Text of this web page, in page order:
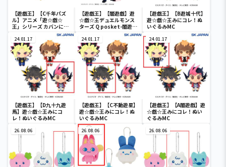
【遊戯王】【C千年パズ
ル】アニメ「遊☆戯☆
王」シリーズ カバンに付
けられるぬいぐるみvol.3
【遊戯王】【闇遊戯】遊
☆戯☆王デュエルモンス
ターズ Q posket-闇遊
【遊戯王】【B遊城十代】
遊☆戯☆王みにコレ！ぬ
いぐるみMC
24.01.17
【遊戯王】【D九十九遊
馬】遊☆戯☆王みにコ
レ！ぬいぐるみMC
24.01.17
【遊戯王】【C不動遊星】
遊☆戯☆王みにコレ！ぬ
いぐるみMC
24.01.17
【遊戯王】【A闇遊戲】遊
☆戯☆王みにコレ！ぬい
ぐるみMC
26.08.06 26.08.06 26.08.06